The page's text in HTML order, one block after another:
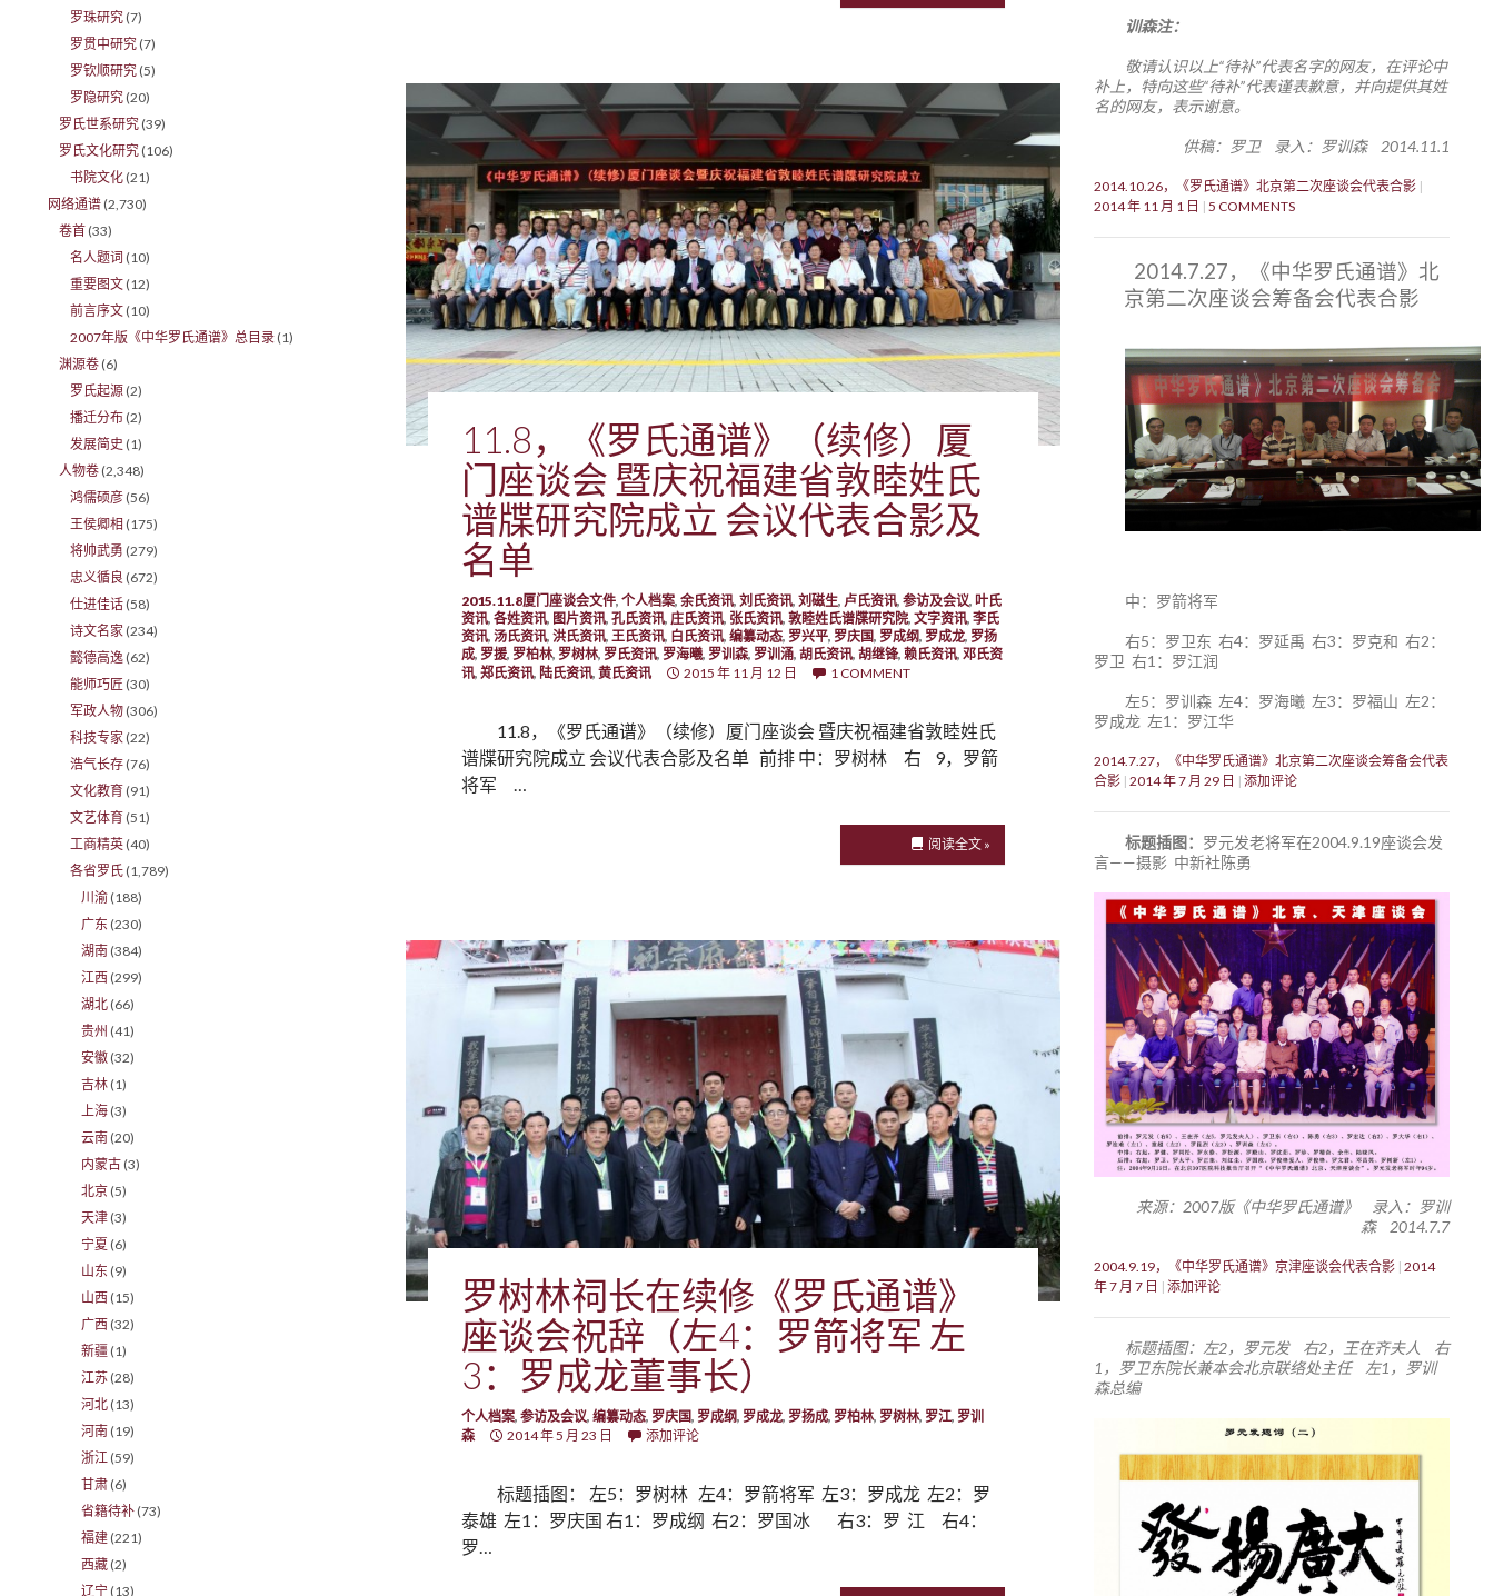
11.8，《罗氏通谱》（续修）厦
门座谈会 暨庆祝福建省敦睦姓氏
谱牒研究院成立 会议代表合影及
名单
2015.11.8厦门座谈会文件, 个人档案, 余氏资讯, 刘氏资讯, 刘磁生, 卢氏资讯, 参访及会议, 叶氏
资讯, 各姓资讯, 图片资讯, 孔氏资讯, 庄氏资讯, 张氏资讯, 敦睦姓氏谱牒研究院, 文字资讯, 李氏
资讯, 汤氏资讯, 洪氏资讯, 王氏资讯, 白氏资讯, 编纂动态, 罗兴平, 罗庆国, 罗成纲, 罗成龙, 罗扬
成, 罗援, 罗柏林, 罗树林, 罗氏资讯, 罗海曦, 罗训森, 罗训涌, 胡氏资讯, 胡继锋, 赖氏资讯, 邓氏资
讯, 郑氏资讯, 陆氏资讯, 黄氏资讯 2015 年 11 月 12 日 1 COMMENT
11.8，《罗氏通谱》（续修）厦门座谈会 暨庆祝福建省敦睦姓氏
谱牒研究院成立 会议代表合影及名单 前排 中：罗树林 右 9，罗箭
将军 …
阅读全文 »
罗树林祠长在续修《罗氏通谱》
座谈会祝辞（左4：罗箭将军 左
3：罗成龙董事长）
个人档案, 参访及会议, 编纂动态, 罗庆国, 罗成纲, 罗成龙, 罗扬成, 罗柏林, 罗树林, 罗江, 罗训
森
2014 年 5 月 23 日 添加评论
标题插图： 左5：罗树林 左4：罗箭将军 左3：罗成龙 左2：罗
泰雄 左1：罗庆国 右1：罗成纲 右2：罗国冰 右3：罗 江 右4：
罗…
训森注：
敬请认识以上“待补”代表名字的网友，在评论中
补上，特向这些“待补”代表谨表歉意，并向提供其姓
名的网友，表示谢意。
供稿：罗卫 录入：罗训森 2014.11.1
2014.10.26，《罗氏通谱》北京第二次座谈会代表合影
2014 年 11 月 1 日
5 COMMENTS
2014.7.27，《中华罗氏通谱》北
京第二次座谈会筹备会代表合影
中：罗箭将军
右5：罗卫东 右4：罗延禹 右3：罗克和 右2：
罗卫 右1：罗江润
左5：罗训森 左4：罗海曦 左3：罗福山 左2：
罗成龙 左1：罗江华
2014.7.27，《中华罗氏通谱》北京第二次座谈会筹备会代表
合影 2014 年 7 月 29 日 添加评论
标题插图： 罗元发老将军在2004.9.19座谈会发
言——摄影 中新社陈勇
来源：2007版《中华罗氏通谱》 录入：罗训
森 2014.7.7
2004.9.19，《中华罗氏通谱》京津座谈会代表合影 2014
年 7 月 7 日
添加评论
标题插图：左2，罗元发 右2，王在齐夫人 右
1，罗卫东院长兼本会北京联络处主任 左1，罗训
森总编
罗珠研究 (7)
罗贯中研究 (7)
罗钦顺研究 (5)
罗隐研究 (20)
罗氏世系研究 (39)
罗氏文化研究 (106)
书院文化 (21)
网络通谱 (2,730)
卷首 (33)
名人题词 (10)
重要图文 (12)
前言序文 (10)
2007年版《中华罗氏通谱》总目录 (1)
渊源卷 (6)
罗氏起源 (2)
播迁分布 (2)
发展简史 (1)
人物卷 (2,348)
鸿儒硕彦 (56)
王侯卿相 (175)
将帅武勇 (279)
忠义循良 (672)
仕进佳话 (58)
诗文名家 (234)
懿德高逸 (62)
能师巧匠 (30)
军政人物 (306)
科技专家 (22)
浩气长存 (76)
文化教育 (91)
文艺体育 (51)
工商精英 (40)
各省罗氏 (1,789)
川渝 (188)
广东 (230)
湖南 (384)
江西 (299)
湖北 (66)
贵州 (41)
安徽 (32)
吉林 (1)
上海 (3)
云南 (20)
内蒙古 (3)
北京 (5)
天津 (3)
宁夏 (6)
山东 (9)
山西 (15)
广西 (32)
新疆 (1)
江苏 (28)
河北 (13)
河南 (19)
浙江 (59)
甘肃 (6)
省籍待补 (73)
福建 (221)
西藏 (2)
辽宁 (13)